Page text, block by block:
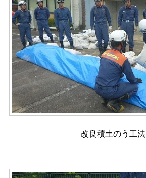
改良積土のう工法